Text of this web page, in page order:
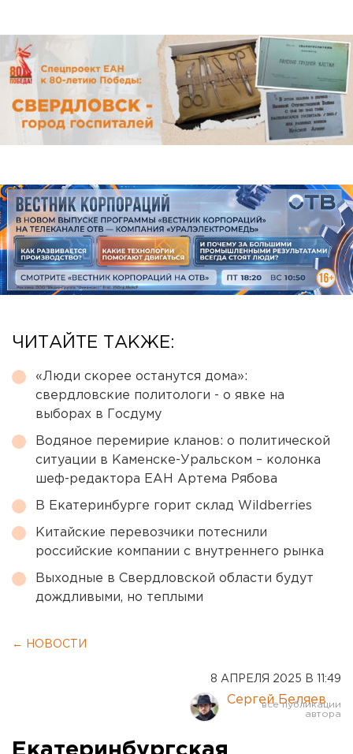
ЧИТАЙТЕ ТАКЖЕ:
«Люди скорее останутся дома»:
свердловские политологи - о явке на
выборах в Госдуму
Водяное перемирие кланов: о политической
ситуации в Каменске-Уральском – колонка
шеф-редактора ЕАН Артема Рябова
В Екатеринбурге горит склад Wildberries
Китайские перевозчики потеснили
российские компании с внутреннего рынка
Выходные в Свердловской области будут
дождливыми, но теплыми
← НОВОСТИ
8 АПРЕЛЯ 2025 В 11:49
Сергей Беляев
Екатеринбургская